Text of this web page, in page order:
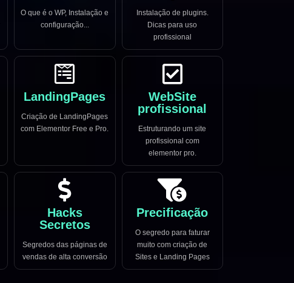
O que é o WP, Instalação e
configuração...
Instalação de plugins.
Dicas para uso
profissional
LandingPages
Criação de LandingPages
com Elementor Free e Pro.
WebSite
profissional
Estruturando um site
profissional com
elementor pro.
Hacks
Secretos
Segredos das páginas de
vendas de alta conversão
Precificação
O segredo para faturar
muito com criação de
Sites e Landing Pages